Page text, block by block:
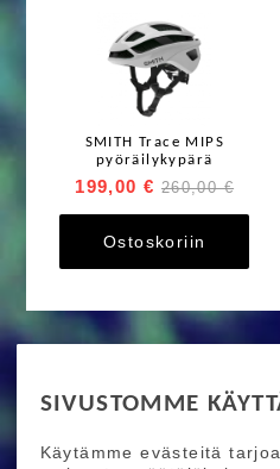
SIVUSTOMME
Käytämme evästeitä
SMITH Trace MIPS
pyöräilykypärä
199,00 € 260,00 €
Ostoskoriin